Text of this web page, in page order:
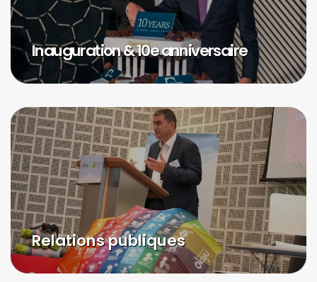
Inauguration & 10e anniversaire
Relations publiques